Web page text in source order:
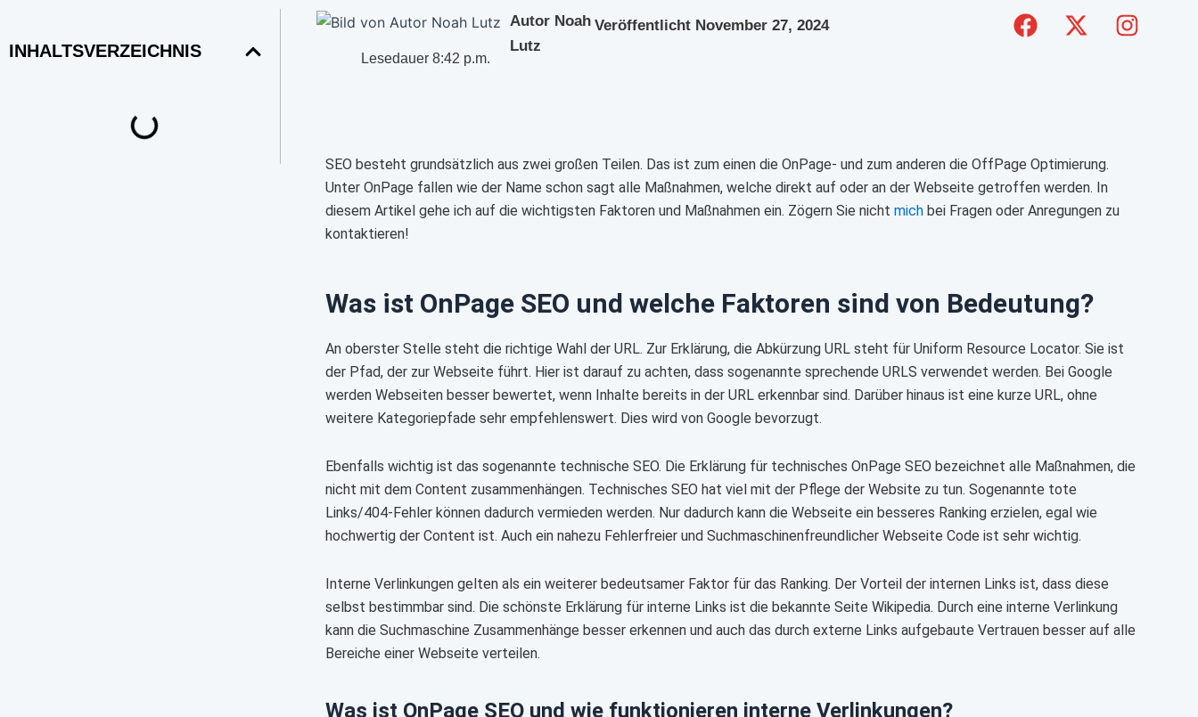
INHALTSVERZEICHNIS
Autor Noah
Lutz
Lesedauer 8:42 p.m.
Veröffentlicht November 27, 2024
F
o
k
X
t
e
r
I
SEO besteht grundsätzlich aus zwei großen Teilen. Das ist zum einen die OnPage- und zum anderen die OffPage Optimierung.
Unter OnPage fallen wie der Name schon sagt alle Maßnahmen, welche direkt auf oder an der Webseite getroffen werden. In
diesem Artikel gehe ich auf die wichtigsten Faktoren und Maßnahmen ein. Zögern Sie nicht mich bei Fragen oder Anregungen zu
kontaktieren!
Was ist OnPage SEO und welche Faktoren sind von Bedeutung?
An oberster Stelle steht die richtige Wahl der URL. Zur Erklärung, die Abkürzung URL steht für Uniform Resource Locator. Sie ist
der Pfad, der zur Webseite führt. Hier ist darauf zu achten, dass sogenannte sprechende URLS verwendet werden. Bei Google
werden Webseiten besser bewertet, wenn Inhalte bereits in der URL erkennbar sind. Darüber hinaus ist eine kurze URL, ohne
weitere Kategoriepfade sehr empfehlenswert. Dies wird von Google bevorzugt.
Ebenfalls wichtig ist das sogenannte technische SEO. Die Erklärung für technisches OnPage SEO bezeichnet alle Maßnahmen, die
nicht mit dem Content zusammenhängen. Technisches SEO hat viel mit der Pflege der Website zu tun. Sogenannte tote
Links/404-Fehler können dadurch vermieden werden. Nur dadurch kann die Webseite ein besseres Ranking erzielen, egal wie
hochwertig der Content ist. Auch ein nahezu Fehlerfreier und Suchmaschinenfreundlicher Webseite Code ist sehr wichtig.
Interne Verlinkungen gelten als ein weiterer bedeutsamer Faktor für das Ranking. Der Vorteil der internen Links ist, dass diese
selbst bestimmbar sind. Die schönste Erklärung für interne Links ist die bekannte Seite Wikipedia. Durch eine interne Verlinkung
kann die Suchmaschine Zusammenhänge besser erkennen und auch das durch externe Links aufgebaute Vertrauen besser auf alle
Bereiche einer Webseite verteilen.
Was ist OnPage SEO und wie funktionieren interne Verlinkungen?